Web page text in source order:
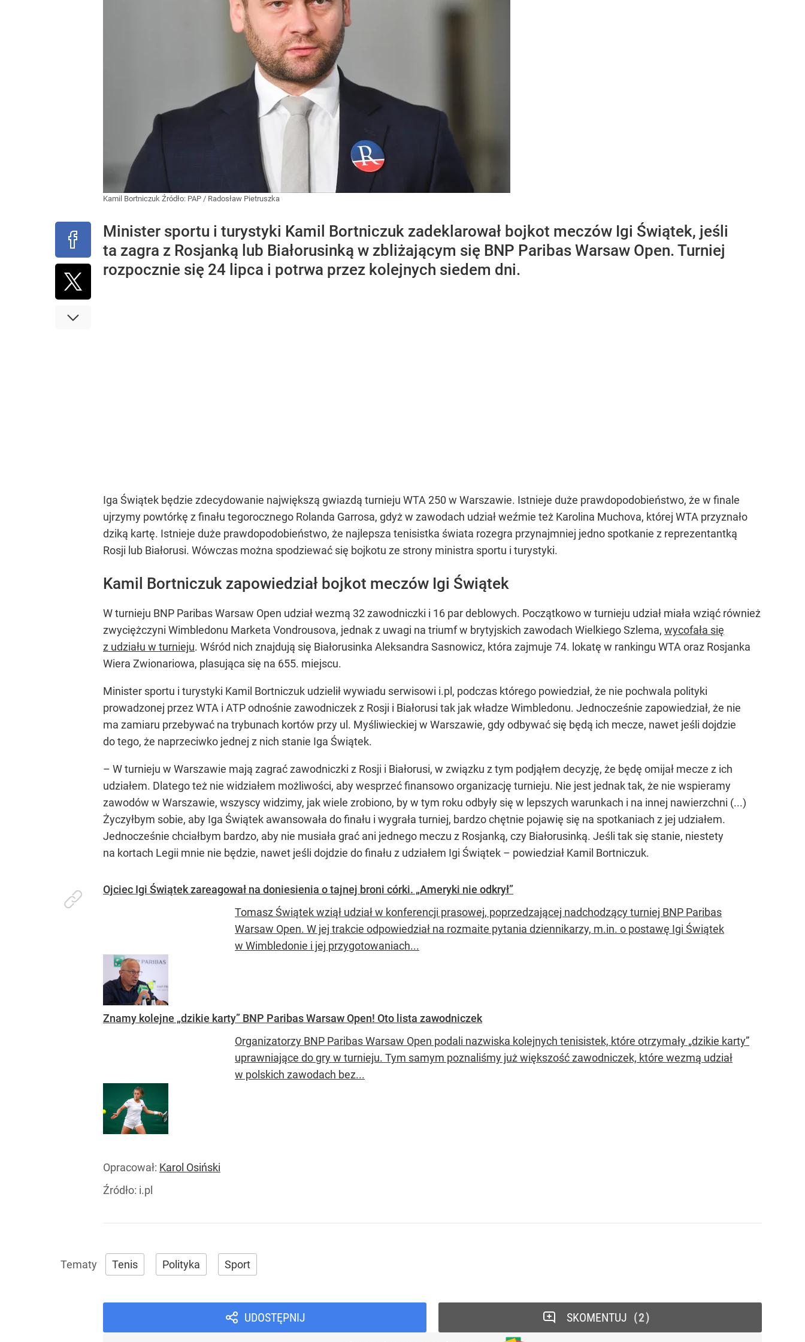
Kamil Bortniczuk Źródło: PAP / Radosław Pietruszka
Minister sportu i turystyki Kamil Bortniczuk zadeklarował bojkot meczów Igi Świątek, jeśli
ta zagra z Rosjanką lub Białorusinką w zbliżającym się BNP Paribas Warsaw Open. Turniej
rozpocznie się 24 lipca i potrwa przez kolejnych siedem dni.
Iga Świątek będzie zdecydowanie największą gwiazdą turnieju WTA 250 w Warszawie. Istnieje duże prawdopodobieństwo, że w finale
ujrzymy powtórkę z finału tegorocznego Rolanda Garrosa, gdyż w zawodach udział weźmie też Karolina Muchova, której WTA przyznało
dziką kartę. Istnieje duże prawdopodobieństwo, że najlepsza tenisistka świata rozegra przynajmniej jedno spotkanie z reprezentantką
Rosji lub Białorusi. Wówczas można spodziewać się bojkotu ze strony ministra sportu i turystyki.
Kamil Bortniczuk zapowiedział bojkot meczów Igi Świątek
W turnieju BNP Paribas Warsaw Open udział wezmą 32 zawodniczki i 16 par deblowych. Początkowo w turnieju udział miała wziąć również
zwyciężczyni Wimbledonu Marketa Vondrousova, jednak z uwagi na triumf w brytyjskich zawodach Wielkiego Szlema, wycofała się
z udziału w turnieju. Wśród nich znajdują się Białorusinka Aleksandra Sasnowicz, która zajmuje 74. lokatę w rankingu WTA oraz Rosjanka
Wiera Zwionariowa, plasująca się na 655. miejscu.
Minister sportu i turystyki Kamil Bortniczuk udzielił wywiadu serwisowi i.pl, podczas którego powiedział, że nie pochwala polityki
prowadzonej przez WTA i ATP odnośnie zawodniczek z Rosji i Białorusi tak jak władze Wimbledonu. Jednocześnie zapowiedział, że nie
ma zamiaru przebywać na trybunach kortów przy ul. Myśliwieckiej w Warszawie, gdy odbywać się będą ich mecze, nawet jeśli dojdzie
do tego, że naprzeciwko jednej z nich stanie Iga Świątek.
– W turnieju w Warszawie mają zagrać zawodniczki z Rosji i Białorusi, w związku z tym podjąłem decyzję, że będę omijał mecze z ich
udziałem. Dlatego też nie widziałem możliwości, aby wesprzeć finansowo organizację turnieju. Nie jest jednak tak, że nie wspieramy
zawodów w Warszawie, wszyscy widzimy, jak wiele zrobiono, by w tym roku odbyły się w lepszych warunkach i na innej nawierzchni (...)
Życzyłbym sobie, aby Iga Świątek awansowała do finału i wygrała turniej, bardzo chętnie pojawię się na spotkaniach z jej udziałem.
Jednocześnie chciałbym bardzo, aby nie musiała grać ani jednego meczu z Rosjanką, czy Białorusinką. Jeśli tak się stanie, niestety
na kortach Legii mnie nie będzie, nawet jeśli dojdzie do finału z udziałem Igi Świątek – powiedział Kamil Bortniczuk.
Ojciec Igi Świątek zareagował na doniesienia o tajnej broni córki. „Ameryki nie odkrył”
Tomasz Świątek wziął udział w konferencji prasowej, poprzedzającej nadchodzący turniej BNP Paribas
Warsaw Open. W jej trakcie odpowiedział na rozmaite pytania dziennikarzy, m.in. o postawę Igi Świątek
w Wimbledonie i jej przygotowaniach...
Znamy kolejne „dzikie karty” BNP Paribas Warsaw Open! Oto lista zawodniczek
Organizatorzy BNP Paribas Warsaw Open podali nazwiska kolejnych tenisistek, które otrzymały „dzikie karty”
uprawniające do gry w turnieju. Tym samym poznaliśmy już większość zawodniczek, które wezmą udział
w polskich zawodach bez...
Opracował: Karol Osiński
Źródło: i.pl
Tenis Polityka Sport
UDOSTĘPNIJ SKOMENTUJ 2